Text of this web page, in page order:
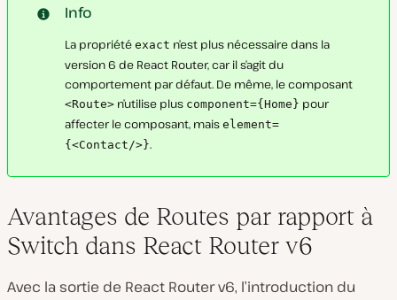
Info
La propriété exact n’est plus nécessaire dans la
version 6 de React Router, car il s’agit du
comportement par défaut. De même, le composant
<Route> n’utilise plus component={Home} pour
affecter le composant, mais element=
{<Contact/>}.
Avantages de Routes par rapport à
Switch dans React Router v6
Avec la sortie de React Router v6, l’introduction du